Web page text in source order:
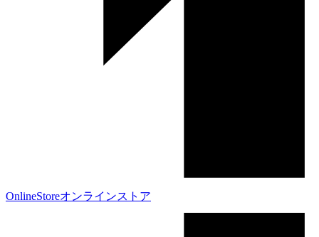
OnlineStoreオンラインストア